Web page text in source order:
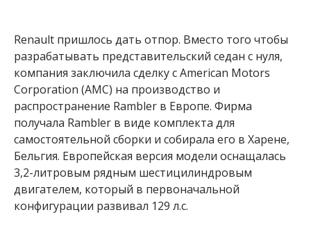
Renault пришлось дать отпор. Вместо того чтобы
разрабатывать представительский седан с нуля,
компания заключила сделку с American Motors
Corporation (AMC) на производство и
распространение Rambler в Европе. Фирма
получала Rambler в виде комплекта для
самостоятельной сборки и собирала его в Харене,
Бельгия. Европейская версия модели оснащалась
3,2-литровым рядным шестицилиндровым
двигателем, который в первоначальной
конфигурации развивал 129 л.с.